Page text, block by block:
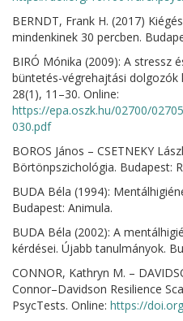
BERNDT, Frank H. (2017)
mindenkinek 30 percben.
BIRÓ Mónika (2009): A stressz
büntetés-végrehajtási dolgozók
28(1), 11–30. Online:
https://epa.oszk.hu/02700/
030.pdf
BOROS János – CSETNEKY
Börtönpszichológia. Budapest:
BUDA Béla (1994):
Budapest: Animula.
BUDA Béla (2002): A
kérdései. Újabb tanulmányok.
CONNOR, Kathryn M. –
Connor–Davidson Resilience
PsycTests. Online: https://